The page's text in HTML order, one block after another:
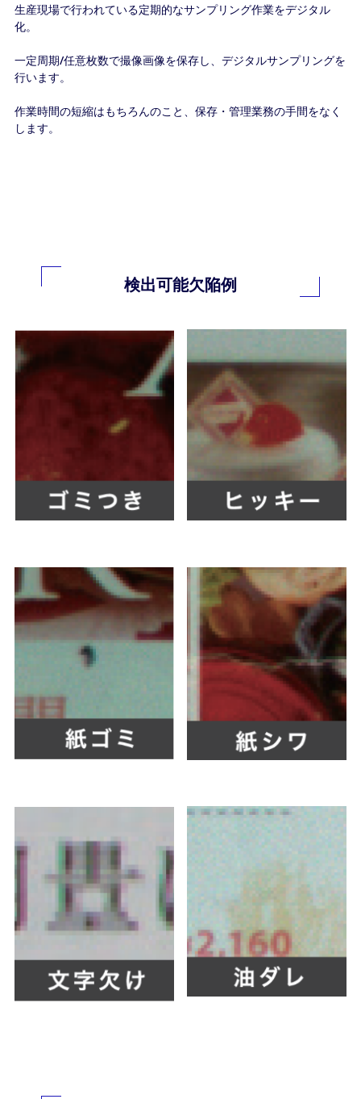
生産現場で行われている定期的なサンプリング作業をデジタル
化。
一定周期/任意枚数で撮像画像を保存し、デジタルサンプリングを
行います。
作業時間の短縮はもちろんのこと、保存・管理業務の手間をなく
します。
検出可能欠陥例